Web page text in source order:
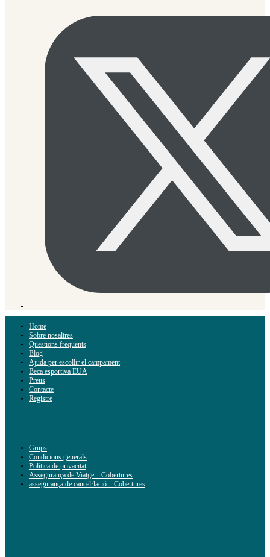
Home
Sobre nosaltres
Qüestions freqüents
Blog
Ajuda per escollir el campament
Beca esportiva EUA
Preus
Contacte
Registre
Grups
Condicions generals
Política de privacitat
Assegurança de Viatge – Cobertures
assegurança de cancel·lació – Cobertures